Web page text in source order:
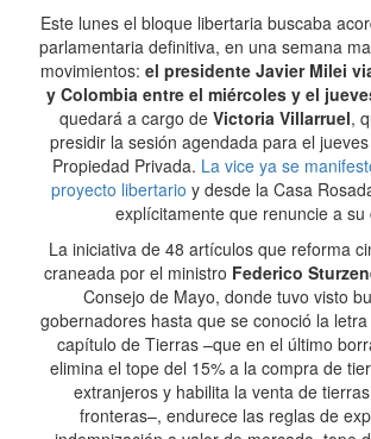
Este lunes el bloque libertaria buscaba
parlamentaria definitiva, en una semana
movimientos: el presidente Javier Milei
y Colombia entre el miércoles y el
quedará a cargo de Victoria Villarruel,
presidir la sesión agendada para el
Propiedad Privada. La vice ya se
proyecto libertario y desde la Casa
explícitamente que renuncie a su
La iniciativa de 48 artículos que reforma
craneada por el ministro Federico
Consejo de Mayo, donde tuvo visto
gobernadores hasta que se conoció la
capítulo de Tierras –que en el último
elimina el tope del 15% a la compra de
extranjeros y habilita la venta de
fronteras–, endurece las reglas de